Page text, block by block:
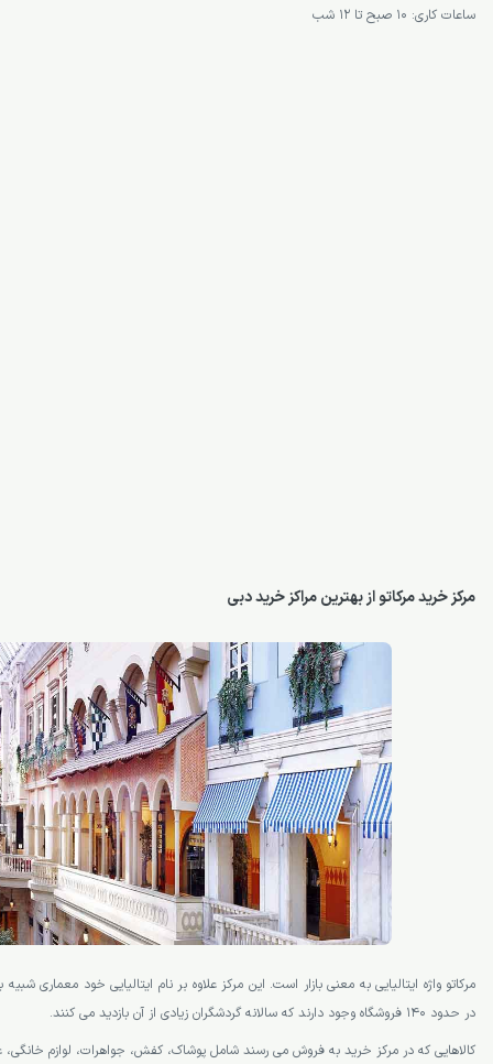
ساعات کاری: 10 صبح تا 12 شب
مرکز خرید مرکاتو از بهترین مراکز خرید دبی
مرکاتو واژه ایتالیایی به معنی بازار است. این مرکز علاوه بر نام ایتالیایی خود معماری
در حدود 140 فروشگاه وجود دارند که سالانه گردشگران زیادی از آن بازدید می کنند.
کالاهایی که در مرکز خرید به فروش می رسند شامل پوشاک، کفش، جواهرات، لوازم خانگی،